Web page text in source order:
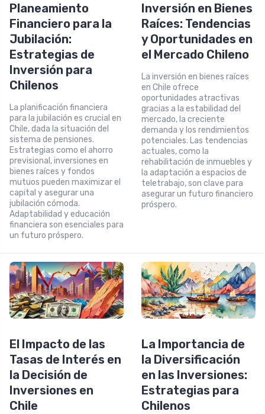
Planeamiento
Financiero para la
Jubilación:
Estrategias de
Inversión para
Chilenos
La planificación financiera
para la jubilación es crucial en
Chile, dada la situación del
sistema de pensiones.
Estrategias como el ahorro
previsional, inversiones en
bienes raíces y fondos
mutuos pueden maximizar el
capital y asegurar una
jubilación cómoda.
Adaptabilidad y educación
financiera son esenciales para
un futuro próspero.
Inversión en Bienes
Raíces: Tendencias
y Oportunidades en
el Mercado Chileno
La inversión en bienes raíces
en Chile ofrece
oportunidades atractivas
gracias a la estabilidad del
mercado, la creciente
demanda y los rendimientos
potenciales. Las tendencias
actuales, como la
rehabilitación de inmuebles y
la adaptación a espacios de
teletrabajo, son clave para
asegurar un futuro financiero
próspero.
El Impacto de las
Tasas de Interés en
la Decisión de
Inversiones en
Chile
La Importancia de
la Diversificación
en las Inversiones:
Estrategias para
Chilenos